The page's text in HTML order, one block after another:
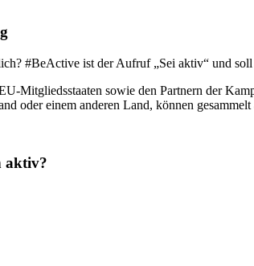
#BeActive ist der Aufruf „Sei aktiv“ und
Mitgliedsstaaten sowie den Partnern der
oder einem anderen Land, können
aktiv?